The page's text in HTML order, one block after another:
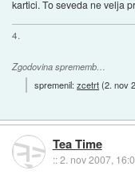
kartici. To seveda ne velja
4.
Zgodovina sprememb…
spremenil:zcetrt(2. nov
Tea Time
::2. nov 2007,